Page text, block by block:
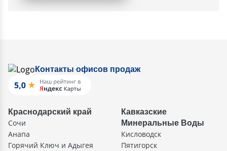
Контакты офисов продаж
Краснодарский край
Сочи
Анапа
Горячий Ключ и Адыгея
Кавказские
Минеральные Воды
Кисловодск
Пятигорск